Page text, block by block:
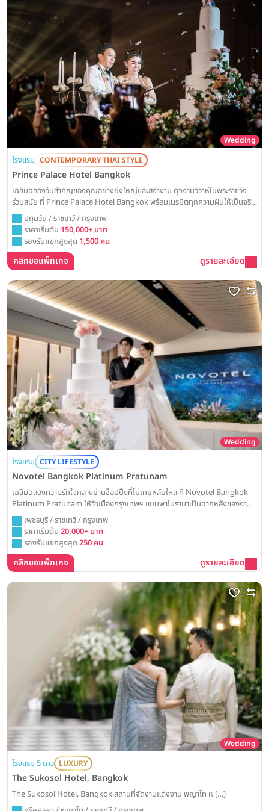
Wedding
โรงแรม CONTEMPORARY THAI STYLE
Prince Palace Hotel Bangkok
เฉลิมฉลองวันสำคัญของคุณอย่างยิ่งใหญ่และสง่างาม ดุจงานวิวาห์ในพระราชวัง
ร่วมสมัย ที่ Prince Palace Hotel Bangkok พร้อมเนรมิตทุกความฝันให้เป็นจริง
ด้วยห้องแกรนด์บอลรูมโอ่โถงที่รองรับแขกได้สูงสุดถึง 1,500 ท่าน ผสานการ
ตกแต่งที่สะท้อนเอกลักษณ์ความเป็นไทย เพื่อสร้างสรรค์ค่ำคืนแห่งความทรงจำที่
สมบูรณ์แบบและน่าประทับใจที่สุด
ปทุมวัน / ราชเทวี / กรุงเทพ
ราคาเริ่มต้น 150,000+ บาท
รองรับแขกสูงสุด 1,500 คน
คลิกขอแพ็กเกจ ดูรายละเอียด
Wedding
โรงแรม CITY LIFESTYLE
Novotel Bangkok Platinum Pratunam
เฉลิมฉลองความรักใจกลางย่านช็อปปิ้งที่ไม่เคยหลับใหล ที่ Novotel Bangkok
Platinum Pratunam ให้วิวเมืองกรุงเทพฯ แบบพาโนรามาเป็นฉากหลังของงาน
วิวาห์ที่เปี่ยมด้วยสีสันและความสนุกสนานในสไตล์ที่เป็นคุณ
เพชรบุรี / ราชเทวี / กรุงเทพ
ราคาเริ่มต้น 20,000+ บาท
รองรับแขกสูงสุด 250 คน
คลิกขอแพ็กเกจ ดูรายละเอียด
Wedding
โรงแรม 5 ดาว LUXURY
The Sukosol Hotel, Bangkok
The Sukosol Hotel, Bangkok สถานที่จัดงานแต่งงาน พญาไท ห […]